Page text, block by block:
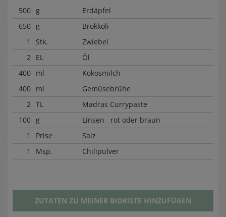
500 g
Erdäpfel
650 g
Brokkoli
1
Stk.
Zwiebel
2 EL
Öl
400 ml
Kokosmilch
400 ml
Gemüsebrühe
2 TL
Madras Currypaste
100 g
Linsen rot oder braun
1
Prise
Salz
1
Msp. Chilipulver
ZUTATEN ZU MEINER BIOKISTE HINZUFÜGEN